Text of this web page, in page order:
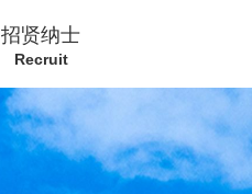
招贤纳士
Recruit